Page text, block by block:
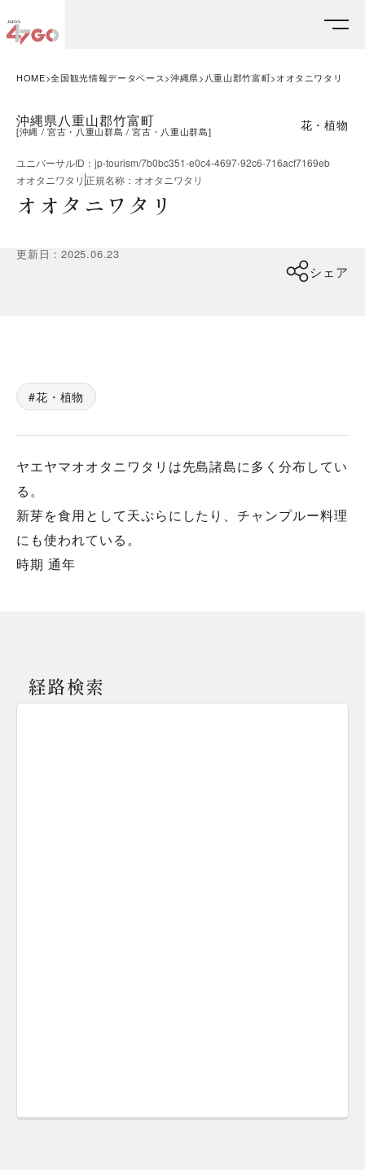
HOME 全国観光情報データベース 沖縄県 八重山郡竹富町 オオタニワタリ
沖縄県八重山郡竹富町
[沖縄 宮古・八重山群島 宮古・八重山群島] 花・植物
ユニバーサルID ： jp-tourism/7b0bc351-e0c4-4697-92c6-716acf7169eb
オオタニワタリ 正規名称 ： オオタニワタリ
オオタニワタリ
更新日 ：2025.06.23
シェア
花・植物
ヤエヤマオオタニワタリは先島諸島に多く分布してい
る。
新芽を食用として天ぷらにしたり、チャンプルー料理
にも使われている。
時期 通年
経路検索